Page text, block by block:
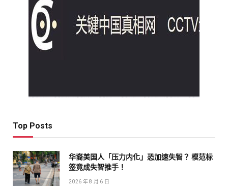
Top Posts
华裔美国人「压力内化」恐加速失智？ 模范标
签竟成失智推手！
2026 年 8 月 6 日